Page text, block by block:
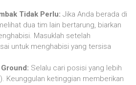
Tidak Perlu: Jika Anda berada di
dua tim lain bertarung, biarkan
Masuklah setelah
untuk menghabisi yang tersisa
Selalu cari posisi yang lebih
Keunggulan ketinggian memberikan